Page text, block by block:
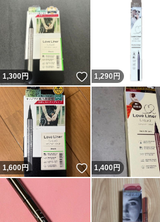
1,300円 いいね！
1,290 円
1,600円 いいね！
1,400円